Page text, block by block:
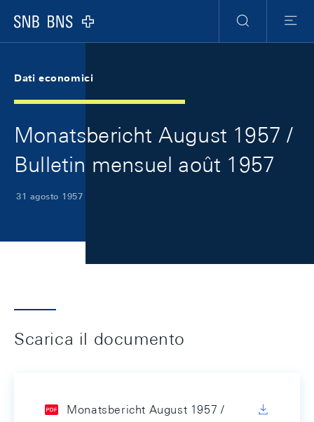
Logo
Ricerca
Menu
Dati economici
Monatsbericht August 1957 /
Bulletin mensuel août 1957
31 agosto 1957
Scarica il documento
Monatsbericht August 1957 /